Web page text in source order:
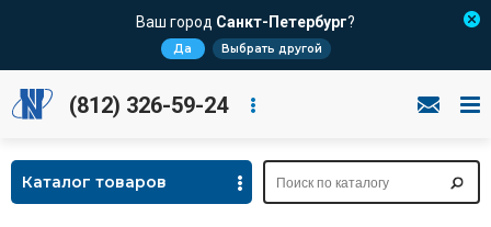
Ваш город Санкт-Петербург?
Да Выбрать другой
(812) 326-59-24
Каталог товаров